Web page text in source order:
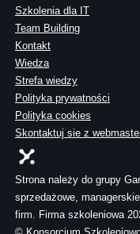
Szkolenia dla IT
Team Building
Kontakt
Wiedza
Strefa wiedzy
Polityka prywatności
Polityka cookies
Skontaktuj sie z
Strona należy do grupy
sprzedażowe,
firm. Firma szkoleniowa